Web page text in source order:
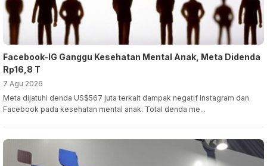
Facebook-IG Ganggu Kesehatan Mental Anak, Meta Didenda
Rp16,8 T
7 Agu 2026
Meta dijatuhi denda US$567 juta terkait dampak negatif Instagram dan
Facebook pada kesehatan mental anak. Total denda me...